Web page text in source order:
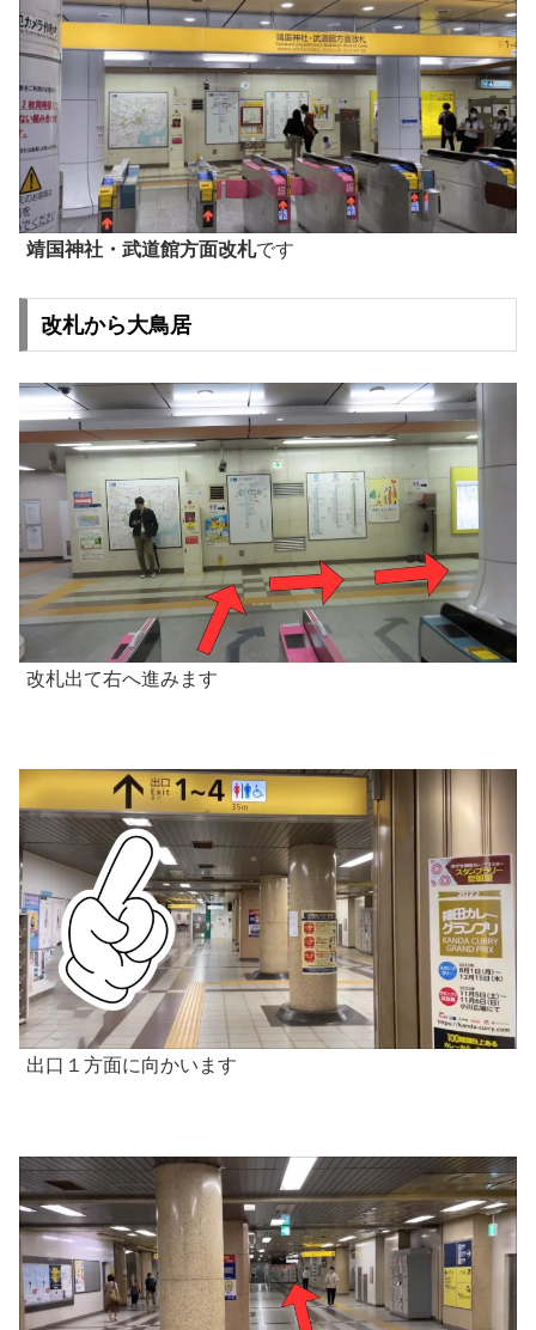
靖国神社・武道館方面改札です
改札から大鳥居
改札出て右へ進みます
出口１方面に向かいます